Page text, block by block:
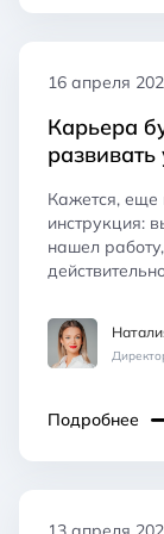
16 апреля
Карьера
Кажется, еще
инструкция:
нашел
Подробнее